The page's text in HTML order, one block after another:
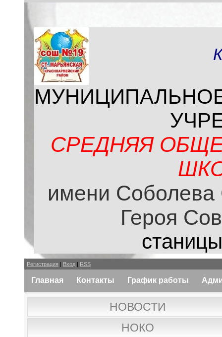
СРЕДНЯЯ
имени Соболева
Героя
Регистрация | Вход | RSS
Главная Контакты График работы
НОВОСТИ
НОКО